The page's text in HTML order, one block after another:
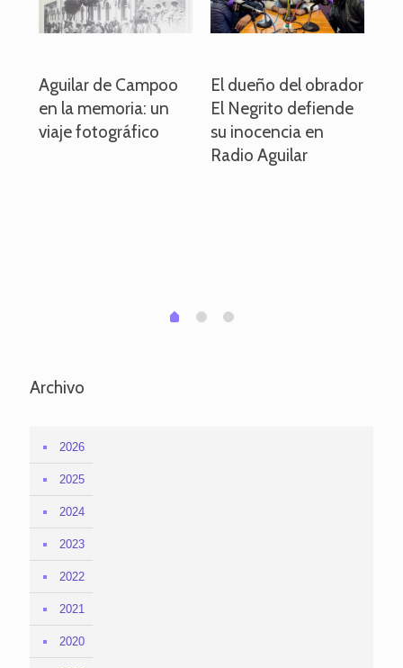
Aguilar de Campoo
en la memoria: un
viaje fotográfico
El dueño del obrador
El Negrito defiende
su inocencia en
Radio Aguilar
0 1 2
Archivo
2026
2025
2024
2023
2022
2021
2020